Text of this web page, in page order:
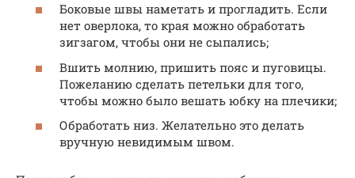
Боковые швы наметать и прогладить. Если
нет оверлока, то края можно обработать
зигзагом, чтобы они не сыпались;
Вшить молнию, пришить пояс и пуговицы.
Пожеланию сделать петельки для того,
чтобы можно было вешать юбку на плечики;
Обработать низ. Желательно это делать
вручную невидимым швом.